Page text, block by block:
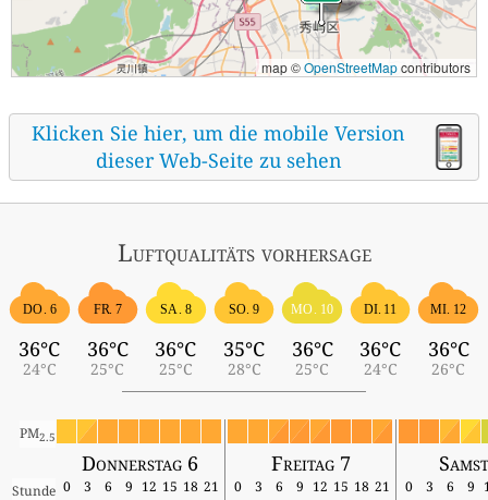
map ©OpenStreetMapcontributors
Klicken Sie hier, um die mobile Version
dieser Web-Seite zu sehen
Luftqualitäts vorhersage
DO. 6
36°C
24°C
FR. 7
36°C
25°C
SA. 8
36°C
25°C
SO. 9
35°C
28°C
MO. 10
36°C
25°C
DI. 11
36°C
24°C
MI. 12
36°C
26°C
PM2.5
Donnerstag 6 Freitag 7
Stunde 0 3 6 9 12 15 18 21 0 3 6 9 12 15 18 21 0 3 6 9